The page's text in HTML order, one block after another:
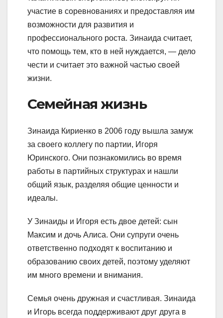
участие в соревнованиях и предоставляя им
возможности для развития и
профессионального роста. Зинаида считает,
что помощь тем, кто в ней нуждается, — дело
чести и считает это важной частью своей
жизни.
Семейная жизнь
Зинаида Кириенко в 2006 году вышла замуж
за своего коллегу по партии, Игоря
Юринского. Они познакомились во время
работы в партийных структурах и нашли
общий язык, разделяя общие ценности и
идеалы.
У Зинаиды и Игоря есть двое детей: сын
Максим и дочь Алиса. Они супруги очень
ответственно подходят к воспитанию и
образованию своих детей, поэтому уделяют
им много времени и внимания.
Семья очень дружная и счастливая. Зинаида
и Игорь всегда поддерживают друг друга в